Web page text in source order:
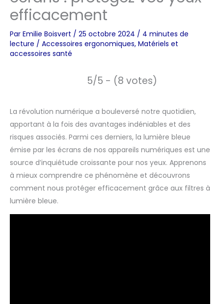
efficacement
Par Emilie Boisvert / 25 octobre 2024 / 4 minutes de
lecture / Accessoires ergonomiques, Matériels et
accessoires santé
5/5 - (8 votes)
La révolution numérique a bouleversé notre quotidien,
apportant à la fois des avantages indéniables et des
risques associés. Parmi ces derniers, la lumière bleue
émise par les écrans de nos appareils numériques est une
source d’inquiétude croissante pour nos yeux. Apprenons
à mieux comprendre ce phénomène et découvrons
comment nous protéger efficacement grâce aux filtres à
lumière bleue.